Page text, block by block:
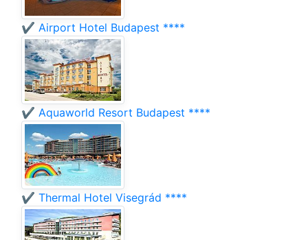
✔️ Airport Hotel Budapest ****
✔️ Aquaworld Resort Budapest ****
✔️ Thermal Hotel Visegrád ****